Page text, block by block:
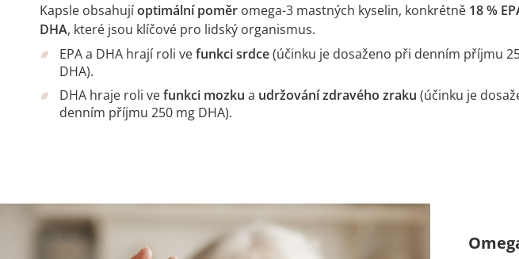
Kapsle obsahujíoptimální poměr omega-3 mastných kyselin, konkrétně 18 %
DHA, které jsou klíčové pro lidský organismus.
EPA a DHA hrají roli vefunkci srdce(účinku je dosaženo při denním příjmu
DHA).
DHA hraje roli vefunkci mozku a udržování zdravého zraku (účinku je
denním příjmu 250 mg DHA).